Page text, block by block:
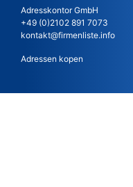
Adresskontor GmbH
+49 (0)2102 891 7073
kontakt@firmenliste.info
Adressen kopen